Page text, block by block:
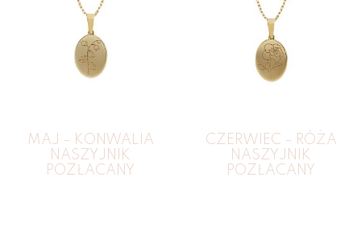
MAJ – KONWALIA
NASZYJNIK
POZŁACANY
CZERWIEC – RÓŻA
NASZYJNIK
POZŁACANY